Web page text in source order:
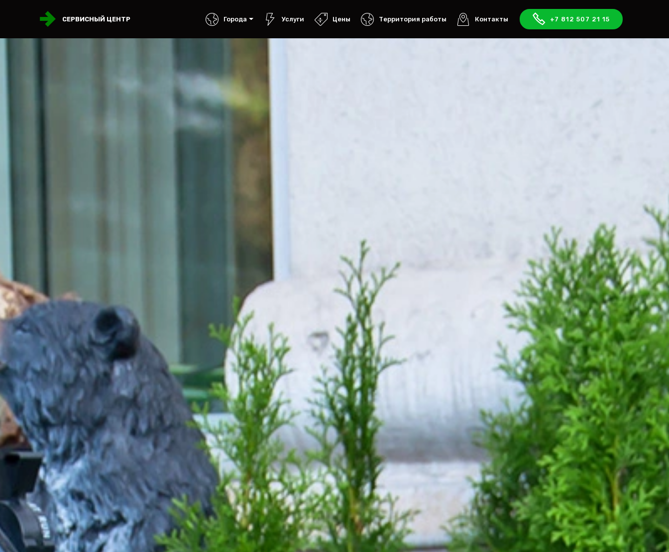
СЕРВИСНЫЙ ЦЕНТР Города Услуги Цены Территория работы Контакты +7 812 507 21 15